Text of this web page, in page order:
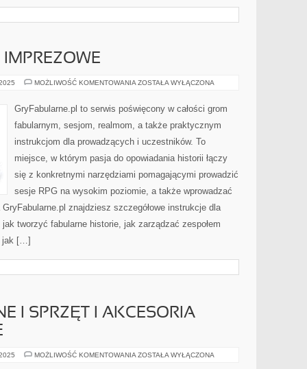
MOŻLIWOŚĆ KOMENTOWANIA GRY
ZOSTAŁA WYŁĄCZONA
GryFabularne.pl to serwis poświęcony w całości grom
fabularnym, sesjom, realmom, a także praktycznym
instrukcjom dla prowadzących i uczestników. To
miejsce, w którym pasja do opowiadania historii łączy
się z konkretnymi narzędziami pomagającymi prowadzić
sesje RPG na wysokim poziomie, a także wprowadzać
znajdziesz szczegółowe instrukcje dla
tworzyć fabularne historie, jak zarządzać zespołem
jak […]
I SPRZĘT I AKCESORIA
MOŻLIWOŚĆ KOMENTOWANIA ZABIEGI
ZOSTAŁA WYŁĄCZONA